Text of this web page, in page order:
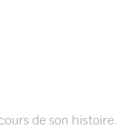
de son histoire.